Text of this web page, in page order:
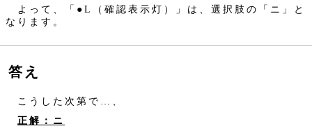
よって、「●L（確認表示灯）」は、選択肢の「ニ」と
なります。
答え
こうした次第で…、
正解：ニ